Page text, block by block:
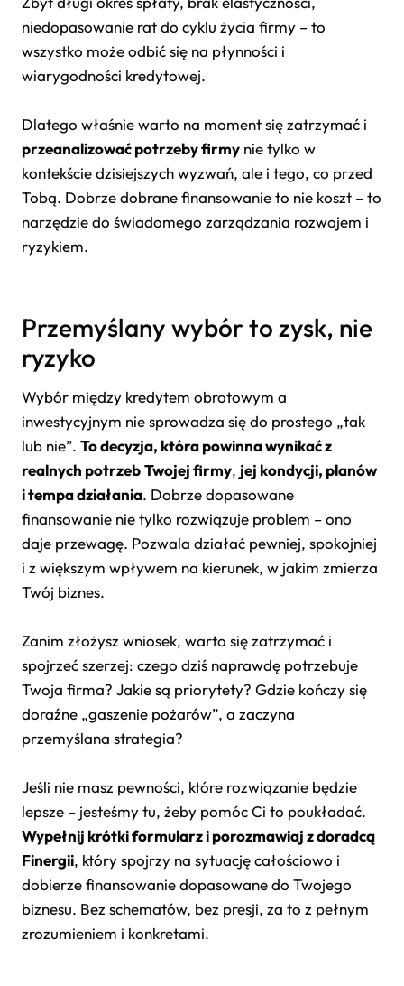
niedopasowanie rat do cyklu życia firmy – to
wszystko może odbić się na płynności i
wiarygodności kredytowej.
Dlatego właśnie warto na moment się zatrzymać i
przeanalizować potrzeby firmy nie tylko w
kontekście dzisiejszych wyzwań, ale i tego, co przed
Tobą. Dobrze dobrane finansowanie to nie koszt – to
narzędzie do świadomego zarządzania rozwojem i
ryzykiem.
Przemyślany wybór to zysk, nie
ryzyko
Wybór między kredytem obrotowym a
inwestycyjnym nie sprowadza się do prostego „tak
lub nie”. To decyzja, która powinna wynikać z
realnych potrzebTwojej firmy, jej kondycji, planów
i tempa działania. Dobrze dopasowane
finansowanie nie tylko rozwiązuje problem – ono
daje przewagę. Pozwala działać pewniej, spokojniej
i z większym wpływem na kierunek, w jakim zmierza
Twój biznes.
Zanim złożysz wniosek, warto się zatrzymać i
spojrzeć szerzej: czego dziś naprawdę potrzebuje
Twoja firma? Jakie są priorytety? Gdzie kończy się
doraźne „gaszenie pożarów”, a zaczyna
przemyślana strategia?
Jeśli nie masz pewności, które rozwiązanie będzie
lepsze – jesteśmy tu, żeby pomóc Ci to poukładać.
Wypełnij krótki formularz i porozmawiaj z doradcą
Finergii, który spojrzy na sytuację całościowo i
dobierze finansowanie dopasowane do Twojego
biznesu. Bez schematów, bez presji, za to z pełnym
zrozumieniem i konkretami.